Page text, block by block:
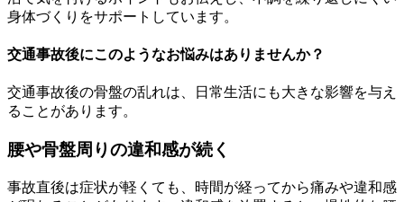
身体づくりをサポートしています。
交通事故後にこのようなお悩みはありませんか？
交通事故後の骨盤の乱れは、日常生活にも大きな影響を与え
ることがあります。
腰や骨盤周りの違和感が続く
事故直後は症状が軽くても、時間が経ってから痛みや違和感